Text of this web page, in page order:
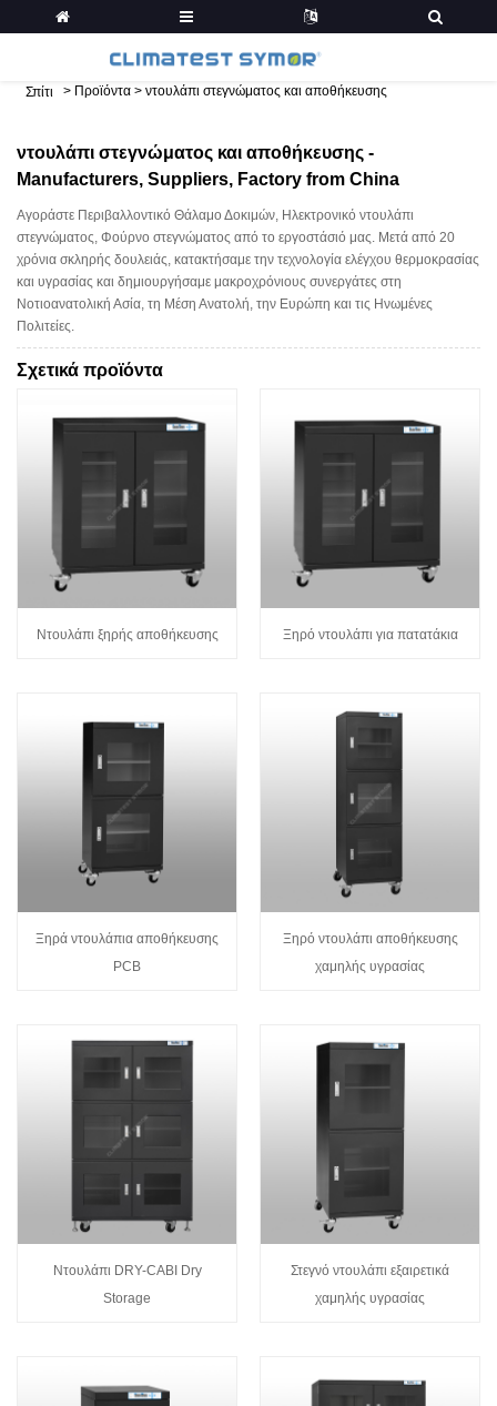
Σπίτι > Προϊόντα > ντουλάπι στεγνώματος και αποθήκευσης
ντουλάπι στεγνώματος και αποθήκευσης -
Manufacturers, Suppliers, Factory from China
Αγοράστε Περιβαλλοντικό Θάλαμο Δοκιμών, Ηλεκτρονικό ντουλάπι
στεγνώματος, Φούρνο στεγνώματος από το εργοστάσιό μας. Μετά από 20
χρόνια σκληρής δουλειάς, κατακτήσαμε την τεχνολογία ελέγχου θερμοκρασίας
και υγρασίας και δημιουργήσαμε μακροχρόνιους συνεργάτες στη
Νοτιοανατολική Ασία, τη Μέση Ανατολή, την Ευρώπη και τις Ηνωμένες
Πολιτείες.
Σχετικά προϊόντα
Ντουλάπι ξηρής αποθήκευσης Ξηρό ντουλάπι για πατατάκια
Ξηρά ντουλάπια αποθήκευσης
PCB
Ξηρό ντουλάπι αποθήκευσης
χαμηλής υγρασίας
Ντουλάπι DRY-CABI Dry
Storage
Στεγνό ντουλάπι εξαιρετικά
χαμηλής υγρασίας